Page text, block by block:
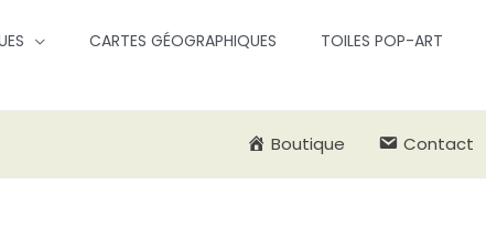
CARTES GÉOGRAPHIQUES TOILES POP-ART
Boutique Contact